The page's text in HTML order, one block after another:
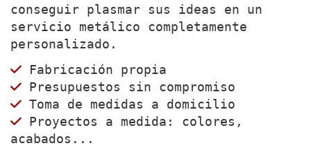
conseguir plasmar sus ideas en un
servicio metálico completamente
personalizado.
Fabricación propia
Presupuestos sin compromiso
Toma de medidas a domicilio
Proyectos a medida: colores,
acabados...